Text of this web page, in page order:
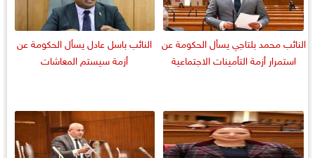
النائب محمد بلتاجي يسأل الحكومة عن
استمرار أزمة التأمينات الاجتماعية
النائب باسل عادل يسأل الحكومة عن
أزمة سيستم المعاشات